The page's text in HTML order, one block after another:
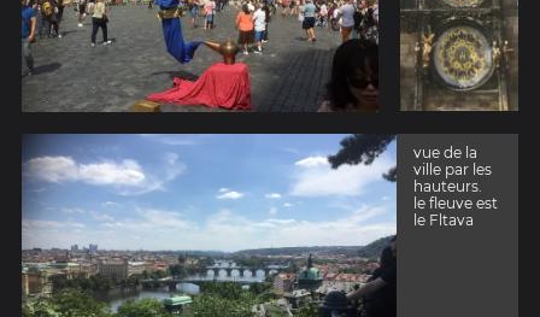
vue de la
ville par les
hauteurs.
le fleuve est
le Fltava